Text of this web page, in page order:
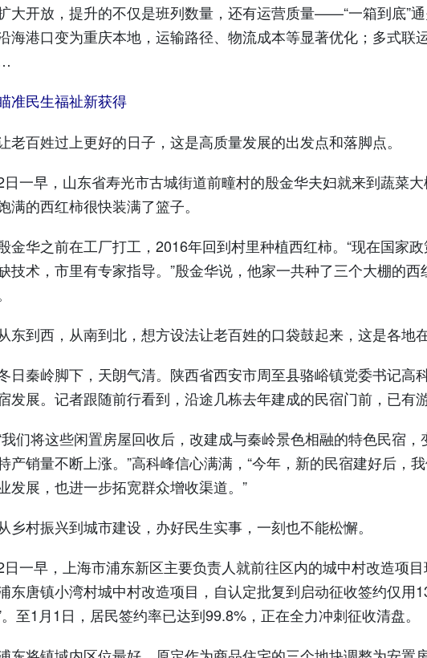
开放，提升的不仅是班列数量，还有运营质量——“一箱到底”通
海港口变为重庆本地，运输路径、物流成本等显著优化；多式联
准民生福祉新获得
百姓过上更好的日子，这是高质量发展的出发点和落脚点。
早，山东省寿光市古城街道前疃村的殷金华夫妇就来到蔬菜大
满的西红柿很快装满了篮子。
华之前在工厂打工，2016年回到村里种植西红柿。“现在国家
技术，市里有专家指导。”殷金华说，他家一共种了三个大棚的
到西，从南到北，想方设法让老百姓的口袋鼓起来，这是各地在
秦岭脚下，天朗气清。陕西省西安市周至县骆峪镇党委书记高
发展。记者跟随前行看到，沿途几栋去年建成的民宿门前，已有
将这些闲置房屋回收后，改建成与秦岭景色相融的特色民宿，
产销量不断上涨。”高科峰信心满满，“今年，新的民宿建好后，
发展，也进一步拓宽群众增收渠道。”
村振兴到城市建设，办好民生实事，一刻也不能松懈。
早，上海市浦东新区主要负责人就前往区内的城中村改造项目
东唐镇小湾村城中村改造项目，自认定批复到启动征收签约仅用
至1月1日，居民签约率已达到99.8%，正在全力冲刺征收清盘。